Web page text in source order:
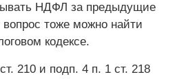
НДФЛ за предыдущие
тоже можно найти
кодексе.
210 и подп. 4 п. 1 ст. 218